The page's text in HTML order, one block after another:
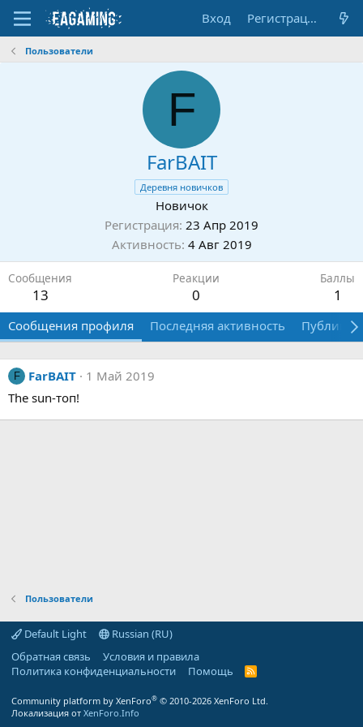
Вход Регистрация
Пользователи
F
FarBAIT
Деревня новичков
Новичок
Регистрация 23 Апр 2019
Активность 4 Авг 2019
Сообщения
13
Реакции
0
Баллы
1
Сообщения профиля Последняя активность
F FarBAIT
1 Май 2019
The sun-топ!
Пользователи
Default Light
Russian (RU)
Обратная связь
Условия и правила
Политика конфиденциальности
Помощь
R
Community platform by XenForo® © 2010-2026 XenForo Ltd.
Локализация от XenForo.Info